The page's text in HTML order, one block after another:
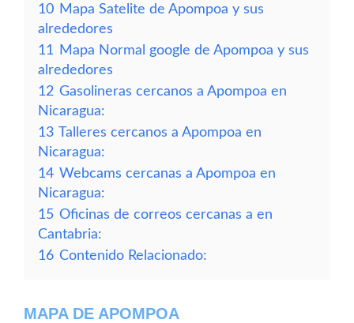
10 Mapa Satelite de Apompoa y sus
alrededores
11
Mapa Normal google de Apompoa y sus
alrededores
12 Gasolineras cercanos a Apompoa en
Nicaragua:
13 Talleres cercanos a Apompoa en
Nicaragua:
14 Webcams cercanas a Apompoa en
Nicaragua:
15 Oficinas de correos cercanas a en
Cantabria:
16 Contenido Relacionado:
MAPA DE APOMPOA